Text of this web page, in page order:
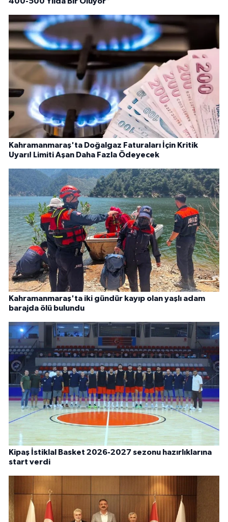
Kahramanmaraş'ta Doğalgaz Faturaları İçin Kritik
Uyarı! Limiti Aşan Daha Fazla Ödeyecek
Kahramanmaraş'ta iki gündür kayıp olan yaşlı adam
barajda ölü bulundu
Kipaş İstiklal Basket 2026-2027 sezonu hazırlıklarına
start verdi